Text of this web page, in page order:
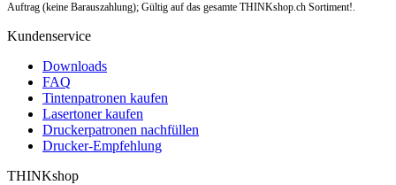
Auftrag (keine Barauszahlung); Gültig auf das gesamte THINKshop.ch Sortiment!.
Kundenservice
Downloads
FAQ
Tintenpatronen kaufen
Lasertoner kaufen
Druckerpatronen nachfüllen
Drucker-Empfehlung
THINKshop